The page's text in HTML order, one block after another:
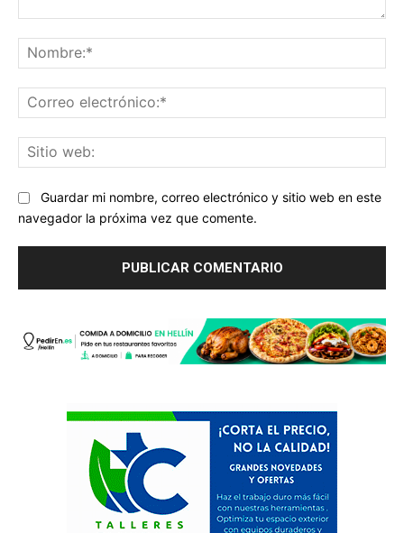
Guardar mi nombre, correo electrónico y sitio web en este
navegador la próxima vez que comente.